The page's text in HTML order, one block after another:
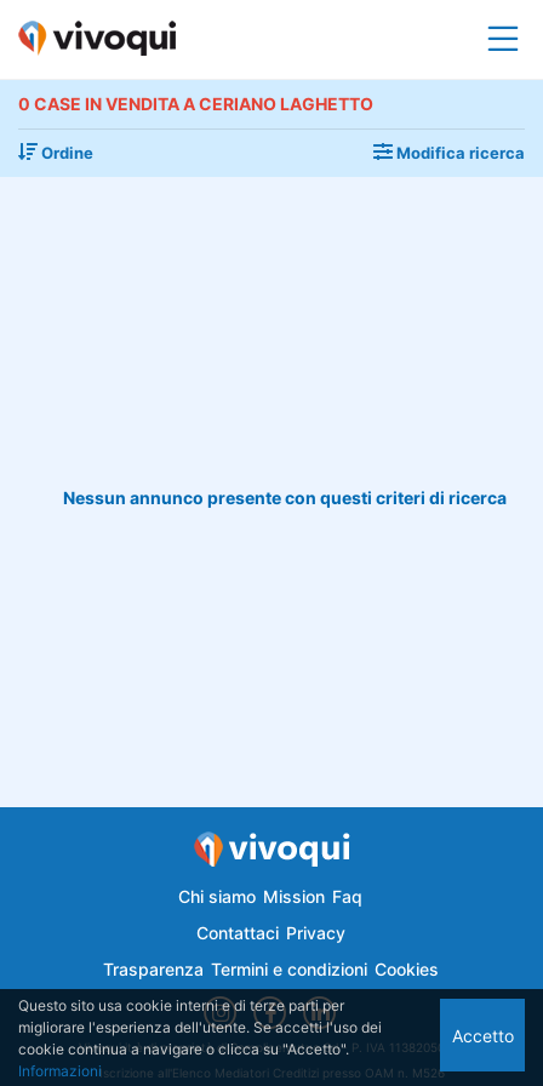
0 CASE IN VENDITA A CERIANO LAGHETTO
Ordine Modifica ricerca
Nessun annunco presente con questi criteri di ricerca
Chi siamo Mission Faq
Contattaci Privacy
Trasparenza Termini e condizioni Cookies
Vivoqui.it è di proprietà di Semplicemutuo Srl - P. IVA 11382050018
Iscrizione all'Elenco Mediatori Creditizi presso OAM n. M526
Questo sito usa cookie interni e di terze parti per
migliorare l'esperienza dell'utente. Se accetti l'uso dei
cookie continua a navigare o clicca su "Accetto".
Informazioni
Accetto